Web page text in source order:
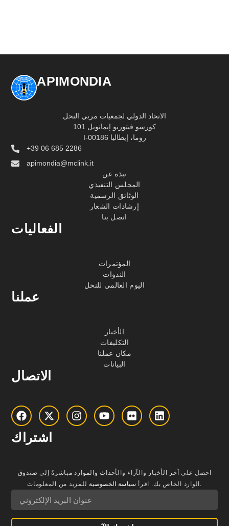
APIMONDIA
الاتحاد الدولي لجمعيات مربي النحل
كورسو فيتوريو إيمانويل 101
I-00186 روما، إيطاليا
+39 06 685 2286
apimondia@mclink.it
نبذة عن
المجلس التنفيذي
الوثائق الرسمية
إرشادات الشعار
اتصل بنا
الفعاليات
المؤتمرات
الندوات
اليوم العالمي للنحل
عملنا
الأخبار
التكليفات
مكان عملنا
البيانات
الاتصال
اشتراك
احصل على آخر الأخبار والآراء والأحداث والموارد مباشرةً إلى صندوق
الوارد الخاص بك.
اقرأ سياسة الخصوصية للمزيد من المعلومات.